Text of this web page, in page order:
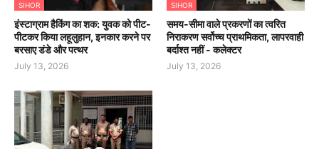
SIHOR
इंस्टाग्राम हैकिंग का शक: युवक को पीट-
पीटकर किया लहूलुहान, इनकार करने पर
बरसाए डंडे और पत्थर
July 13, 2026
SIHOR
समय-सीमा वाले प्रकरणों का त्वरित
निराकरण सर्वोच्च प्राथमिकता, लापरवाही
बर्दाश्त नहीं - कलेक्टर
July 13, 2026